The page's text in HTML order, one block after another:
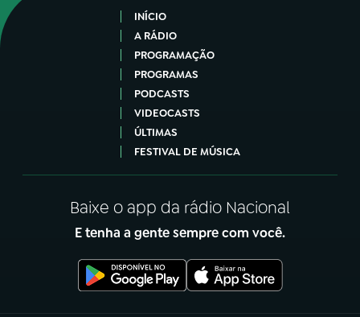
INÍCIO
A RÁDIO
PROGRAMAÇÃO
PROGRAMAS
PODCASTS
VIDEOCASTS
ÚLTIMAS
FESTIVAL DE MÚSICA
Baixe o app da rádio Nacional
E tenha a gente sempre com você.